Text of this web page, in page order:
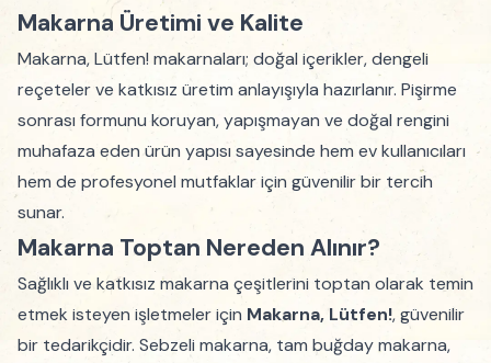
Makarna Üretimi ve Kalite
Makarna, Lütfen! makarnaları; doğal içerikler, dengeli
reçeteler ve katkısız üretim anlayışıyla hazırlanır. Pişirme
sonrası formunu koruyan, yapışmayan ve doğal rengini
muhafaza eden ürün yapısı sayesinde hem ev kullanıcıları
hem de profesyonel mutfaklar için güvenilir bir tercih
sunar.
Makarna Toptan Nereden Alınır?
Sağlıklı ve katkısız makarna çeşitlerini toptan olarak temin
etmek isteyen işletmeler için Makarna, Lütfen!, güvenilir
bir tedarikçidir. Sebzeli makarna, tam buğday makarna,